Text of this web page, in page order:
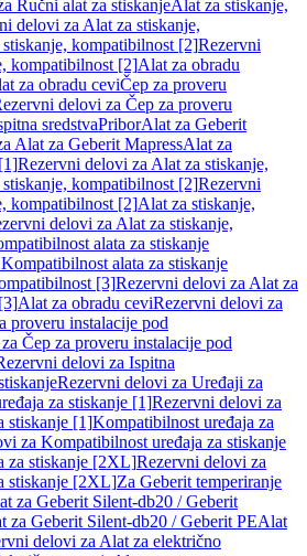
Ručni alat za stiskanjeAlat za stiskanje,
delovi za Alat za stiskanje,
kompatibilnost [2]Rezervni
kompatibilnost [2]Alat za obradu
za obradu ceviČep za proveru
delovi za Čep za proveru
sredstvaPriborAlat za Geberit
Alat za Geberit MapressAlat za
Rezervni delovi za Alat za stiskanje,
kompatibilnost [2]Rezervni
kompatibilnost [2]Alat za stiskanje,
delovi za Alat za stiskanje,
alata za stiskanje
alata za stiskanje
[3]Rezervni delovi za Alat za
Alat za obradu ceviRezervni delovi za
proveru instalacije pod
Čep za proveru instalacije pod
delovi za Ispitna
Rezervni delovi za Uređaji za
za stiskanje [1]Rezervni delovi za
stiskanje [1]Kompatibilnost uređaja za
za Kompatibilnost uređaja za stiskanje
za stiskanje [2XL]Rezervni delovi za
stiskanje [2XL]Za Geberit temperiranje
za Geberit Silent-db20 / Geberit
za Geberit Silent-db20 / Geberit PEAlat
delovi za Alat za električno